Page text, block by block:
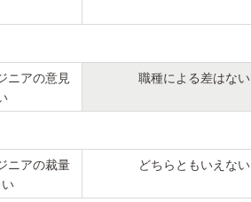
ニアの意見
職種による差はない
ニアの裁量
どちらともいえない